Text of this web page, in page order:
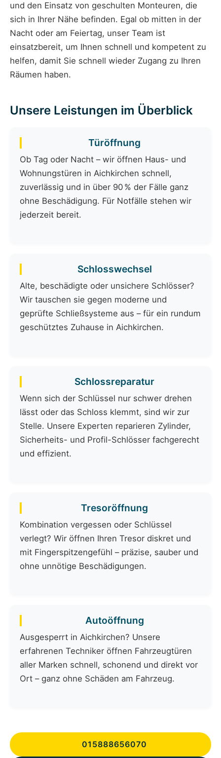
und den Einsatz von geschulten Monteuren, die
sich in Ihrer Nähe befinden. Egal ob mitten in der
Nacht oder am Feiertag, unser Team ist
einsatzbereit, um Ihnen schnell und kompetent zu
helfen, damit Sie schnell wieder Zugang zu Ihren
Räumen haben.
Unsere Leistungen im Überblick
Türöffnung
Ob Tag oder Nacht – wir öffnen Haus- und
Wohnungstüren in Aichkirchen schnell,
zuverlässig und in über 90 % der Fälle ganz
ohne Beschädigung. Für Notfälle stehen wir
jederzeit bereit.
Schlosswechsel
Alte, beschädigte oder unsichere Schlösser?
Wir tauschen sie gegen moderne und
geprüfte Schließsysteme aus – für ein rundum
geschütztes Zuhause in Aichkirchen.
Schlossreparatur
Wenn sich der Schlüssel nur schwer drehen
lässt oder das Schloss klemmt, sind wir zur
Stelle. Unsere Experten reparieren Zylinder,
Sicherheits- und Profil-Schlösser fachgerecht
und effizient.
Tresoröffnung
Kombination vergessen oder Schlüssel
verlegt? Wir öffnen Ihren Tresor diskret und
mit Fingerspitzengefühl – präzise, sauber und
ohne unnötige Beschädigungen.
Autoöffnung
Ausgesperrt in Aichkirchen? Unsere
erfahrenen Techniker öffnen Fahrzeugtüren
aller Marken schnell, schonend und direkt vor
Ort – ganz ohne Schäden am Fahrzeug.
015888656070